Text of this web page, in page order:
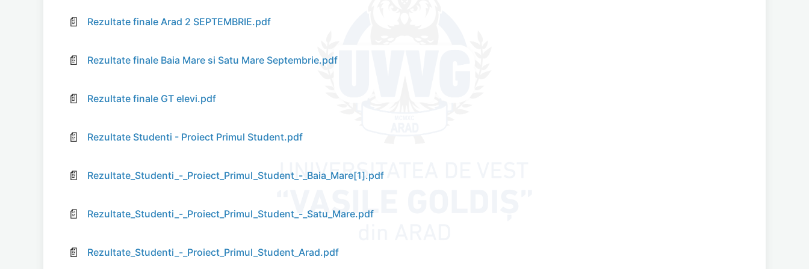
📄 Rezultate finale Arad 2 SEPTEMBRIE.pdf
📄 Rezultate finale Baia Mare si Satu Mare Septembrie.pdf
📄 Rezultate finale GT elevi.pdf
📄 Rezultate Studenti - Proiect Primul Student.pdf
📄 Rezultate_Studenti_-_Proiect_Primul_Student_-_Baia_Mare[1].pdf
📄 Rezultate_Studenti_-_Proiect_Primul_Student_-_Satu_Mare.pdf
📄 Rezultate_Studenti_-_Proiect_Primul_Student_Arad.pdf